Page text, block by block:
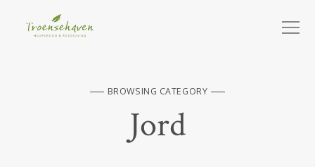
BROWSING CATEGORY
Jord